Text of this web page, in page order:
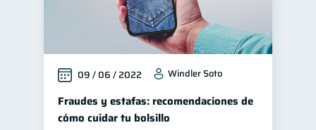
09 / 06 / 2022 Windler Soto
Fraudes y estafas: recomendaciones de
cómo cuidar tu bolsillo